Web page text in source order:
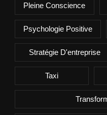
Pleine Conscience
Psychologie Positive
Stratégie D'entreprise
Taxi